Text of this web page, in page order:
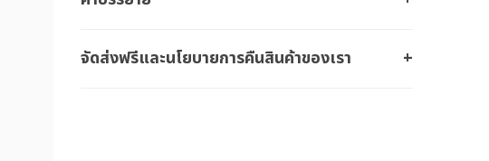
จัดส่งฟรีและนโยบายการคืนสินค้าของเรา